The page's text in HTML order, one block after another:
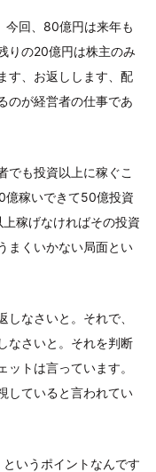
今回、80億円は来年も
りの20億円は株主のみ
す、お返しします、配
のが経営者の仕事であ
でも投資以上に稼ぐこ
億稼いできて50億投資
稼げなければその投資
まくいかない局面とい
なさいと。それで、
なさいと。それを判断
トは言っています。
していると言われてい
いうポイントなんです